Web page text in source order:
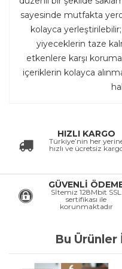
sayesinde mutfakta
kolayca yerleştirilebilir;
yiyeceklerin taze
etkenlere karşı koruma
içeriklerin kolayca
HIZLI KARGO
Türkiye’nin her
hızlı ve ücretsiz
GÜVENLİ
Sİtemiz 128Mbit SSL
sertifikası ile
korunmaktadır
Bu